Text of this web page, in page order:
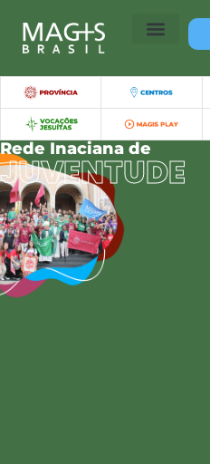
Rede Inaciana de
JUVENTUDE